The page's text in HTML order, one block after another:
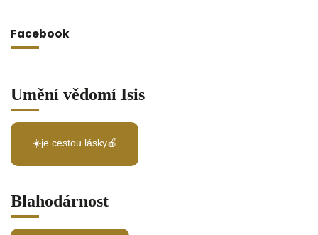
Facebook
Umění vědomí Isis
☀️je cestou lásky🍎
Blahodárnost